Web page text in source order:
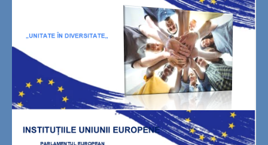
COMISIA EUROPEANĂ